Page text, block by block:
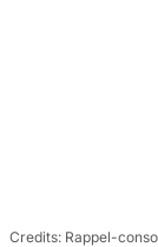
Rappel-